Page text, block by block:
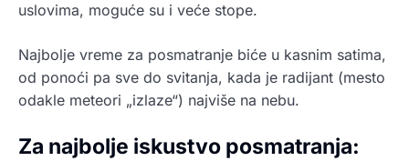
uslovima, moguće su i veće stope.
Najbolje vreme za posmatranje biće u kasnim satima,
od ponoći pa sve do svitanja, kada je radijant (mesto
odakle meteori „izlaze“) najviše na nebu.
Za najbolje iskustvo posmatranja: